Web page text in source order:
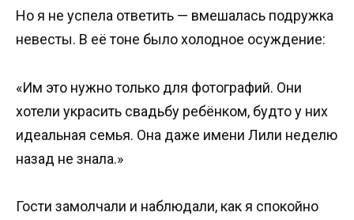
Но я не успела ответить — вмешалась подружка
невесты. В её тоне было холодное осуждение:
«Им это нужно только для фотографий. Они
хотели украсить свадьбу ребёнком, будто у них
идеальная семья. Она даже имени Лили неделю
назад не знала.»
Гости замолчали и наблюдали, как я спокойно